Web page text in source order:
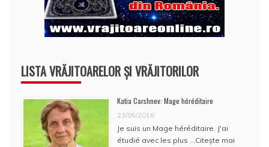
LISTA VRĂJITOARELOR ȘI VRĂJITORILOR
Katia Carshnev: Mage héréditaire
23/05/2016
Je suis un Mage héréditaire. J'ai
étudié avec les plus …Citește mai